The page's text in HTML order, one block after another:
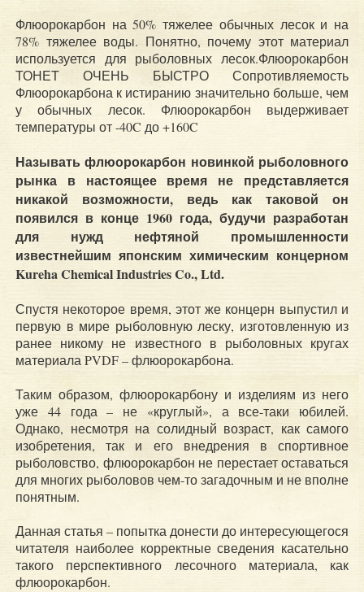
Флюорокарбон на 50% тяжелее обычных лесок и на
78% тяжелее воды. Понятно, почему этот материал
используется для рыболовных лесок.Флюорокарбон
ТОНЕТ ОЧЕНЬ БЫСТРО Сопротивляемость
Флюорокарбона к истиранию значительно больше, чем
у обычных лесок. Флюорокарбон выдерживает
температуры от -40C до +160C
Называть флюорокарбон новинкой рыболовного
рынка в настоящее время не представляется
никакой возможности, ведь как таковой он
появился в конце 1960 года, будучи разработан
для нужд нефтяной промышленности
известнейшим японским химическим концерном
Kureha Chemical Industries Co., Ltd.
Спустя некоторое время, этот же концерн выпустил и
первую в мире рыболовную леску, изготовленную из
ранее никому не известного в рыболовных кругах
материала PVDF – флюорокарбона.
Таким образом, флюорокарбону и изделиям из него
уже 44 года – не «круглый», а все-таки юбилей.
Однако, несмотря на солидный возраст, как самого
изобретения, так и его внедрения в спортивное
рыболовство, флюорокарбон не перестает оставаться
для многих рыболовов чем-то загадочным и не вполне
понятным.
Данная статья – попытка донести до интересующегося
читателя наиболее корректные сведения касательно
такого перспективного лесочного материала, как
флюорокарбон.